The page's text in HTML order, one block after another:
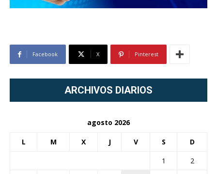
Facebook X Pinterest
ARCHIVOS DIARIOS
agosto 2026
L M X J V S D
1
2